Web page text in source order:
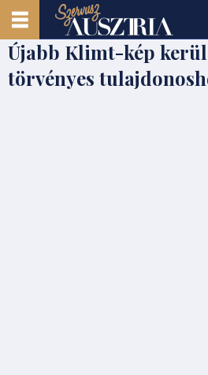
Újabb Klimt-kép kerül
törvényes